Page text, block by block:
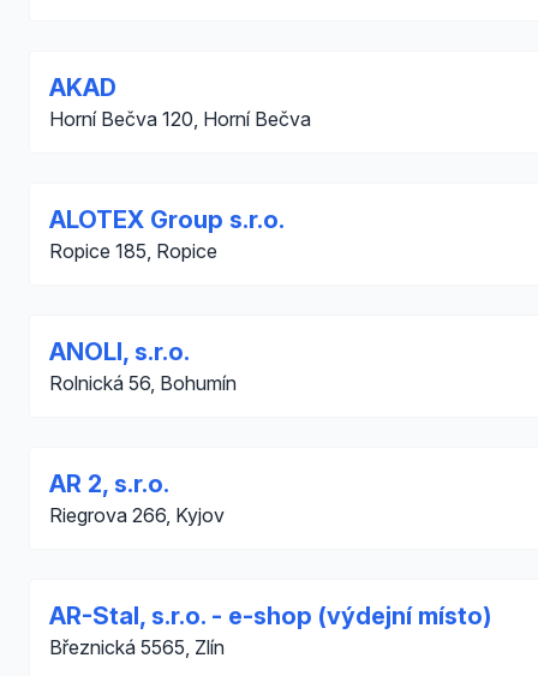
AKAD
Horní Bečva 120, Horní Bečva
ALOTEX Group s.r.o.
Ropice 185, Ropice
ANOLI, s.r.o.
Rolnická 56, Bohumín
AR 2, s.r.o.
Riegrova 266, Kyjov
AR-Stal, s.r.o. - e-shop (výdejní místo)
Březnická 5565, Zlín